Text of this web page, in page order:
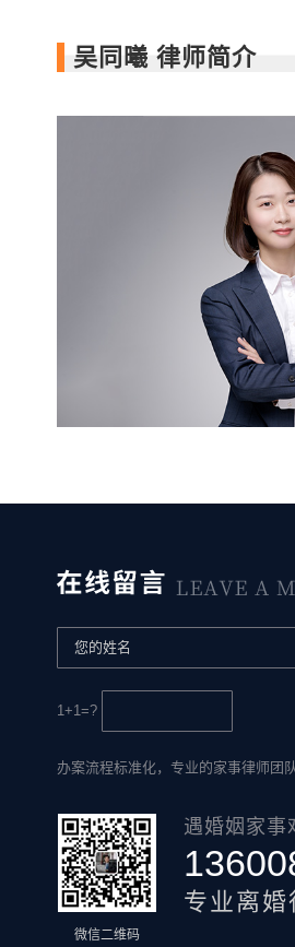
吴同曦 律师简介
1+1=?
办案流程标准化，专业的家事律师团
微信二维码
遇婚姻家事
专业离婚